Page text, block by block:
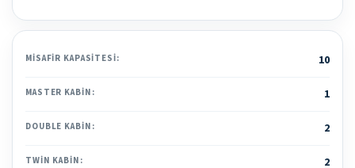
MISAFIR KAPASITESI: 10
MASTER KABIN: 1
DOUBLE KABIN: 2
TWIN KABIN: 2